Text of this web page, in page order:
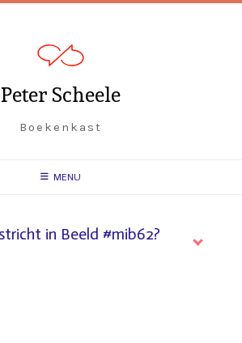
Peter Scheele
Boekenkast
MENU
in Beeld #mib62?